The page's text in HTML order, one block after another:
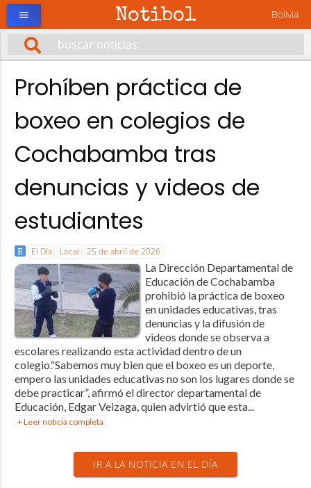
Notibol Bolivia
menu
Prohíben práctica de
boxeo en colegios de
Cochabamba tras
denuncias y videos de
estudiantes
El Día Local 25 de abril de 2026
La Dirección Departamental de
Educación de Cochabamba
prohibió la práctica de boxeo
en unidades educativas, tras
denuncias y la difusión de
videos donde se observa a
escolares realizando esta actividad dentro de un
colegio.“Sabemos muy bien que el boxeo es un deporte,
empero las unidades educativas no son los lugares donde se
debe practicar”, afirmó el director departamental de
Educación, Edgar Veizaga, quien advirtió que esta...
+ Leer noticia completa
IR A LA NOTICIA EN EL DÍA